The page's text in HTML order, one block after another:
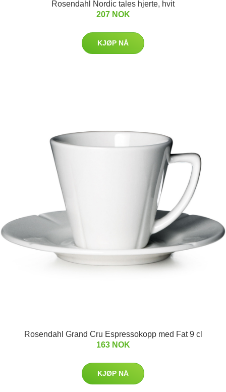
Rosendahl Nordic tales hjerte, hvit
207 NOK
KJØP NÅ
Rosendahl Grand Cru Espressokopp med Fat 9 cl
163 NOK
KJØP NÅ